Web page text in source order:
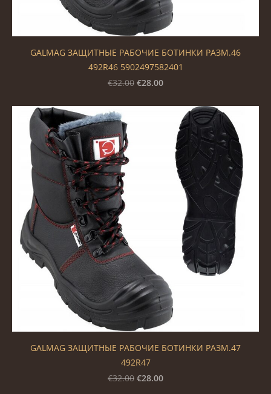
GALMAG ЗАЩИТНЫЕ РАБОЧИЕ БОТИНКИ РАЗМ.46
492R46 5902497582401
€32.00 €28.00
GALMAG ЗАЩИТНЫЕ РАБОЧИЕ БОТИНКИ РАЗМ.47
492R47
€32.00 €28.00